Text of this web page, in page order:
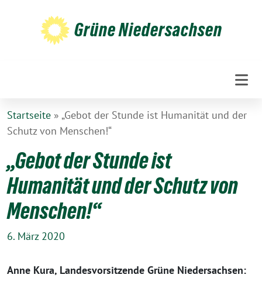
Grüne Niedersachsen
Startseite » „Gebot der Stunde ist Humanität und der
Schutz von Menschen!“
„Gebot der Stunde ist
Humanität und der Schutz von
Menschen!“
6. März 2020
Anne Kura, Landesvorsitzende Grüne Niedersachsen: